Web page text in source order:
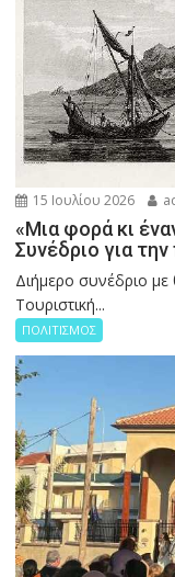
15 Ιουλίου 2026
«Μια φορά κι
Συνέδριο για
Διήμερο συνέδριο με
Τουριστική...
ΠΟΛΙΤΙΣΜΟΣ